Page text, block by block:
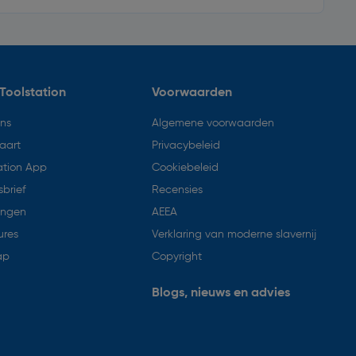
App
Voorwaarden
Algemene voorwaarden
Privacybeleid
Cookiebeleid
Recensies
AEEA
Verklaring van moderne slavernij
Copyright
Blogs, nieuws en advies